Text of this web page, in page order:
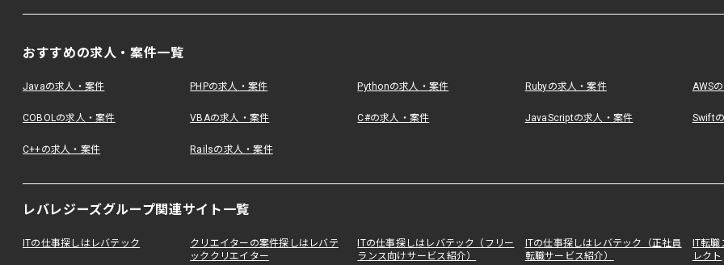
おすすめの求人・案件一覧
Javaの求人・案件 PHPの求人・案件 Pythonの求人・案件 Rubyの求人・案件 AWS
COBOLの求人・案件 VBAの求人・案件 C#の求人・案件 JavaScriptの求人・案件 Swift
C++の求人・案件 Railsの求人・案件
レバレジーズグループ関連サイト一覧
ITの仕事探しはレバテック
クリエイターの案件探しはレバテ
ッククリエイター
ITの仕事探しはレバテック（フリー
ランス向けサービス紹介）
ITの仕事探しはレバテック（正社員
転職サービス紹介）
IT転
レクト